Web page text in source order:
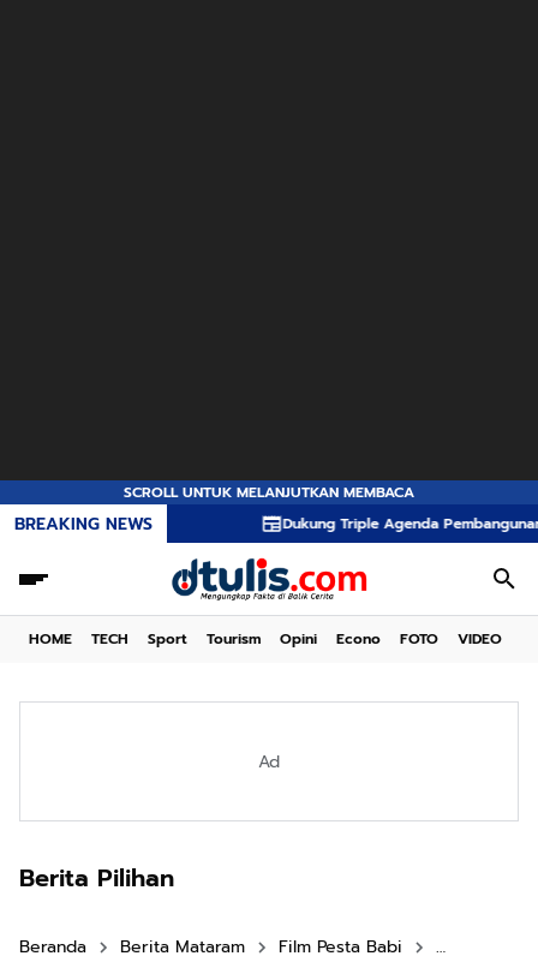
SCROLL UNTUK MELANJUTKAN MEMBACA
BREAKING NEWS Dukung Triple Agenda Pembangunan,
HOME TECH Sport Tourism Opini Econo FOTO VIDEO
Ad
Berita Pilihan
Beranda Berita Mataram Film Pesta Babi Kebebasan